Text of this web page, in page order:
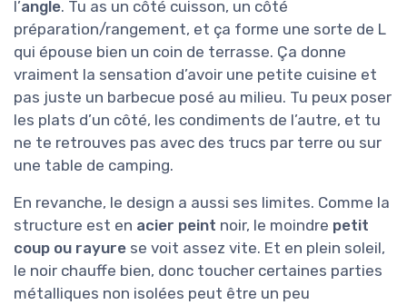
l’angle. Tu as un côté cuisson, un côté
préparation/rangement, et ça forme une sorte de L
qui épouse bien un coin de terrasse. Ça donne
vraiment la sensation d’avoir une petite cuisine et
pas juste un barbecue posé au milieu. Tu peux poser
les plats d’un côté, les condiments de l’autre, et tu
ne te retrouves pas avec des trucs par terre ou sur
une table de camping.
En revanche, le design a aussi ses limites. Comme la
structure est en acier peint noir, le moindre petit
coup ou rayure se voit assez vite. Et en plein soleil,
le noir chauffe bien, donc toucher certaines parties
métalliques non isolées peut être un peu